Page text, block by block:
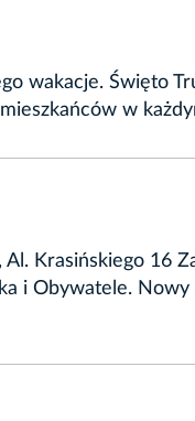
wakacje. Święto
w
Krasińskiego 16
i Obywatele.